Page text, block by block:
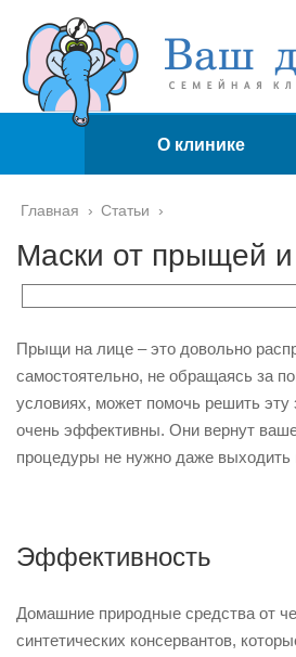
О клинике
Главная › Статьи ›
Маски от прыщей
Прыщи на лице – это довольно
самостоятельно, не обращаясь за
условиях, может помочь решить эту
очень эффективны. Они вернут
процедуры не нужно даже выходить
Эффективность
Домашние природные средства от
синтетических консервантов,